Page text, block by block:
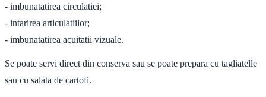
- imbunatatirea circulatiei;
- intarirea articulatiilor;
- imbunatatirea acuitatii vizuale.
Se poate servi direct din conserva sau se poate prepara cu tagliatelle
sau cu salata de cartofi.